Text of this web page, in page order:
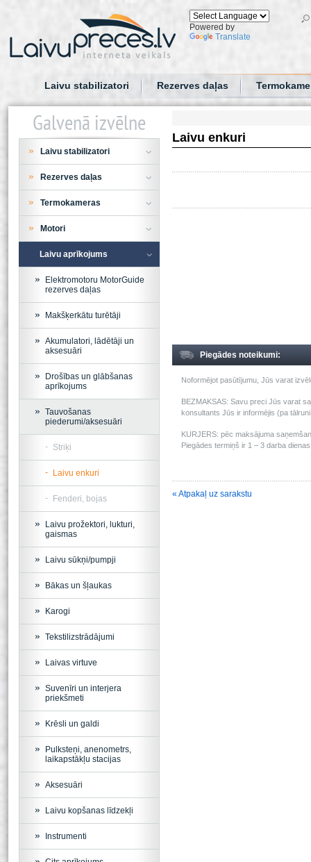
Powered by
Translate
Laivu stabilizatori Rezerves daļas
Laivu enkuri
Piegādes noteikumi:
Noformējot pasūtījumu, Jūs varat
BEZMAKSAS: Savu preci Jūs varat
konsultants Jūs ir informējis (pa
KURJERS: pēc maksājuma
Piegādes termiņš ir 1 – 3 darba
« Atpakaļ uz sarakstu
Galvenā izvēlne
Laivu stabilizatori
Rezerves daļas
Termokameras
Motori
Laivu aprīkojums
Elektromotoru MotorGuide
rezerves daļas
Makšķerkātu turētāji
Akumulatori, lādētāji un
aksesuāri
Drošības un glābšanas
aprīkojums
Tauvošanas
piederumi/aksesuāri
Striķi
Laivu enkuri
Fenderi, bojas
Laivu prožektori, lukturi,
gaismas
Laivu sūkņi/pumpji
Bākas un šļaukas
Karogi
Tekstilizstrādājumi
Laivas virtuve
Suvenīri un interjera
priekšmeti
Krēsli un galdi
Pulksteņi, anenometrs,
laikapstākļu stacijas
Aksesuāri
Laivu kopšanas līdzekļi
Instrumenti